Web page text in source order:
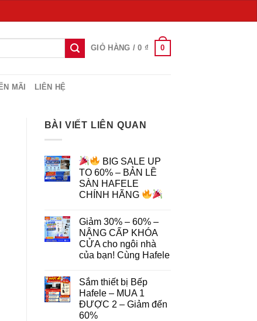
GIỎ HÀNG /0 ₫ 0
MÃI LIÊN HỆ
BÀI VIẾT LIÊN QUAN
BIG SALE UP
TO 60% – BẢN LỀ
SÀN HAFELE
CHÍNH HÃNG
Giảm 30% – 60% –
NÂNG CẤP KHÓA
CỬA cho ngôi nhà
của bạn! Cùng Hafele
Sắm thiết bị Bếp
Hafele – MUA 1
ĐƯỢC 2 – Giảm đến
60%